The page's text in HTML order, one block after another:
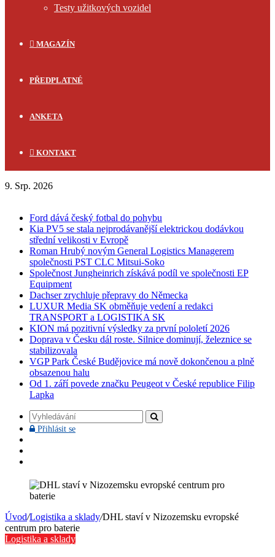
Testy užitkových vozidel
MAGAZÍN
PŘEDPLATNÉ
ANKETA
KONTAKT
9. Srp. 2026
Ford dává český fotbal do pohybu
Kia PV5 se stala nejprodávanější elektrickou dodávkou
střední velikosti v Evropě
Roman Hrubý novým General Logistics Managerem
společnosti PST CLC Mitsui-Soko
Společnost Jungheinrich získává podíl ve společnosti EP
Equipment
Dachser zrychluje přepravy do Německa
LUXUR Media SK obměňuje vedení a redakci
TRANSPORT a LOGISTIKA SK
KION má pozitivní výsledky za první pololetí 2026
Doprava v Česku dál roste. Silnice dominují, železnice se
stabilizovala
VGP Park České Budějovice má nově dokončenou a plně
obsazenou halu
Od 1. září povede značku Peugeot v České republice Filip
Lapka
Vyhledávání
Přihlásit sePřihlásit
Úvod/Logistika a sklady/DHL staví v Nizozemsku evropské
centrum pro baterie
Logistika a sklady